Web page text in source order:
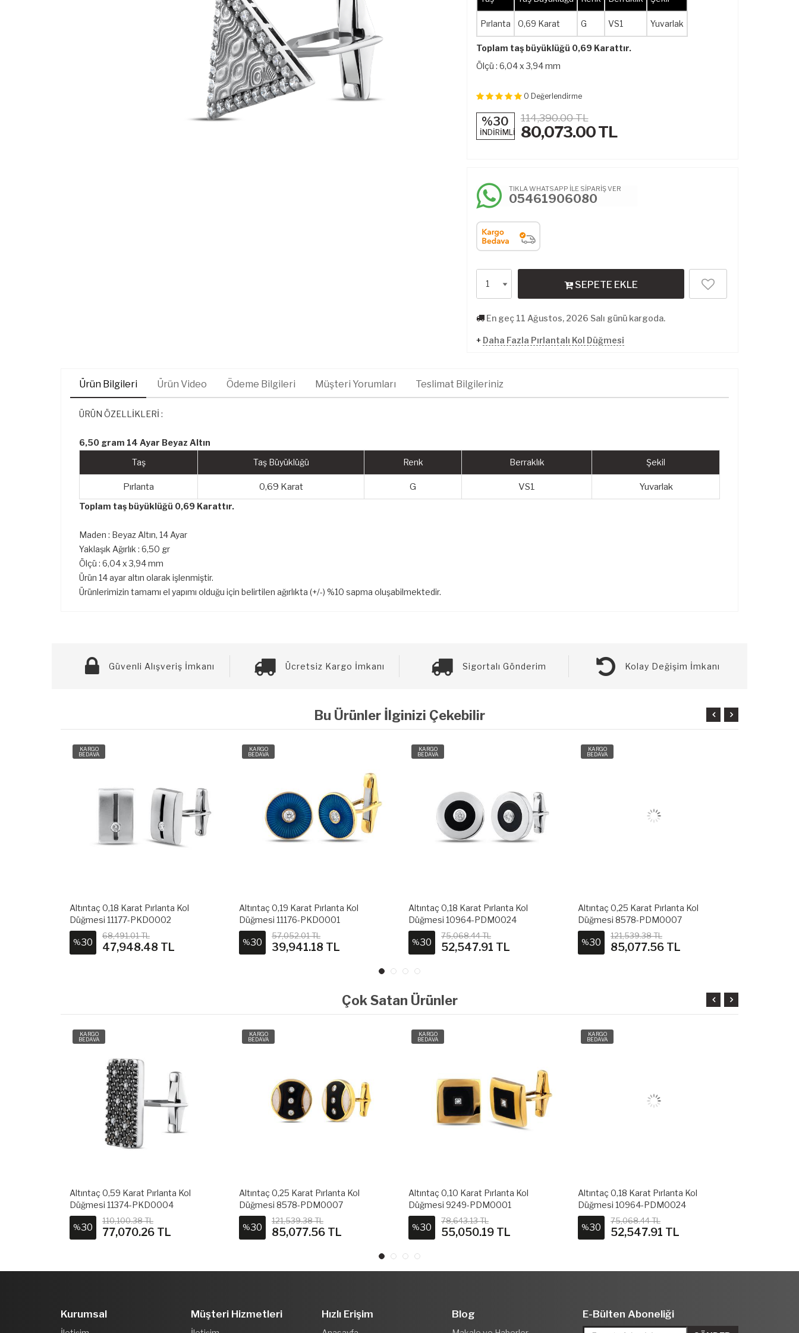
Pırlanta 0,69 Karat G VS1 Yuvarlak
Toplam taş büyüklüğü 0,69 Karattır.
Ölçü : 6,04 x 3,94 mm
0 Değerlendirme
%30
İNDİRİMLİ
114,390.00 TL
80,073.00TL
TIKLA WHATSAPP İLE SİPARİŞ VER
05461906080
SEPETE EKLE
En geç 11 Ağustos, 2026 Salı günü kargoda.
+ Daha Fazla Pırlantalı Kol Düğmesi
Ürün Bilgileri Ürün Video Ödeme Bilgileri Müşteri Yorumları Teslimat Bilgileriniz
ÜRÜN ÖZELLİKLERİ :
6,50 gram 14 Ayar Beyaz Altın
Taş
Taş Büyüklüğü Renk Berraklık Şekil
Pırlanta 0,69 Karat G VS1 Yuvarlak
Toplam taş büyüklüğü 0,69 Karattır.
Maden : Beyaz Altın, 14 Ayar
Yaklaşık Ağırlık : 6,50 gr
Ölçü : 6,04 x 3,94 mm
Ürün 14 ayar altın olarak işlenmiştir.
Ürünlerimizin tamamı el yapımı olduğu için belirtilen ağırlıkta (+/-) %10 sapma oluşabilmektedir.
Güvenli Alışveriş İmkanı Ücretsiz Kargo İmkanı Sigortalı Gönderim Kolay Değişim İmkanı
Bu Ürünler İlginizi Çekebilir
KARGO
BEDAVA
Altıntaç 0,18 Karat Pırlanta Kol
Düğmesi 11177-PKD0002
%30
68,491.01 TL
47,948.48 TL
KARGO
BEDAVA
Altıntaç 0,19 Karat Pırlanta Kol
Düğmesi 11176-PKD0001
%30
57,052.01 TL
39,941.18 TL
KARGO
BEDAVA
Altıntaç 0,18 Karat Pırlanta Kol
Düğmesi 10964-PDM0024
%30
75,068.44 TL
52,547.91 TL
KARGO
BEDAVA
Altıntaç 0,25 Karat Pırlanta Kol
Düğmesi 8578-PDM0007
%30
121,539.38 TL
85,077.56 TL
Çok Satan Ürünler
KARGO
BEDAVA
Altıntaç 0,59 Karat Pırlanta Kol
Düğmesi 11374-PKD0004
%30
110,100.38 TL
77,070.26 TL
KARGO
BEDAVA
Altıntaç 0,25 Karat Pırlanta Kol
Düğmesi 8578-PDM0007
%30
121,539.38 TL
85,077.56 TL
KARGO
BEDAVA
Altıntaç 0,10 Karat Pırlanta Kol
Düğmesi 9249-PDM0001
%30
78,643.13 TL
55,050.19 TL
KARGO
BEDAVA
Altıntaç 0,18 Karat Pırlanta Kol
Düğmesi 10964-PDM0024
%30
75,068.44 TL
52,547.91 TL
Kurumsal Müşteri Hizmetleri Hızlı Erişim Blog E-Bülten Aboneliği